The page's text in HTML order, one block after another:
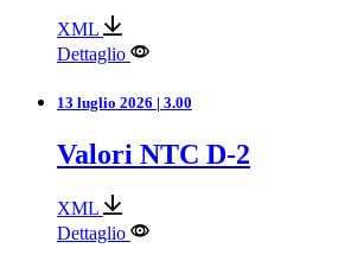
XML
Dettaglio
13 luglio 2026 | 3.00
Valori NTC D-2
XML
Dettaglio